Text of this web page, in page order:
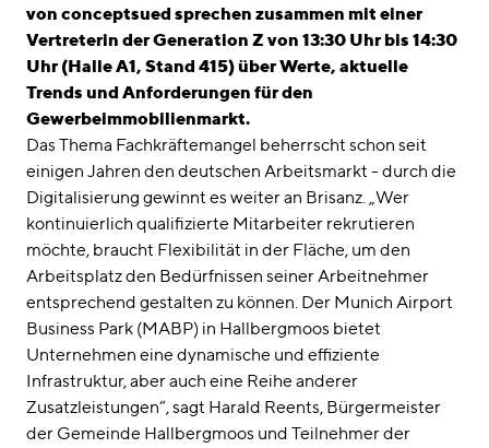
von conceptsued sprechen zusammen mit einer
Vertreterin der Generation Z von 13:30 Uhr bis 14:30
Uhr (Halle A1, Stand 415) über Werte, aktuelle
Trends und Anforderungen für den
Gewerbeimmobilienmarkt.
Das Thema Fachkräftemangel beherrscht schon seit
einigen Jahren den deutschen Arbeitsmarkt - durch die
Digitalisierung gewinnt es weiter an Brisanz. „Wer
kontinuierlich qualifizierte Mitarbeiter rekrutieren
möchte, braucht Flexibilität in der Fläche, um den
Arbeitsplatz den Bedürfnissen seiner Arbeitnehmer
entsprechend gestalten zu können. Der Munich Airport
Business Park (MABP) in Hallbergmoos bietet
Unternehmen eine dynamische und effiziente
Infrastruktur, aber auch eine Reihe anderer
Zusatzleistungen“, sagt Harald Reents, Bürgermeister
der Gemeinde Hallbergmoos und Teilnehmer der